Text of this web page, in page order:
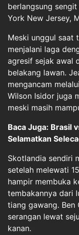
berlangsung
York New Jersey,
Meski unggul saat
menjalani laga
agresif sejak awal
belakang lawan.
mengancam
Wilson Isidor juga
meski masih
Baca Juga: Brasil
Selamatkan
Skotlandia sendiri
setelah melewati
hampir membuka
tembakannya dari
tiang gawang. Ben
serangan lewat
kanan.